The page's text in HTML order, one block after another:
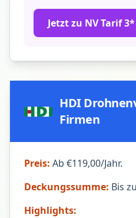
Jetzt zu NV Tarif
HDI
Firmen
Preis: Ab €119,00/Jahr.
Deckungssumme: Bis
Highlights: